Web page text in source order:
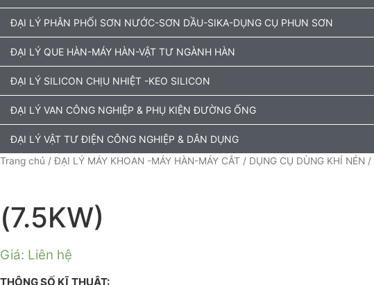
ĐẠI LÝ PHÂN PHỐI SƠN NƯỚC-SƠN DẦU-SIKA-DỤNG CỤ PHUN SƠN
ĐẠI LÝ QUE HÀN-MÁY HÀN-VẬT TƯ NGÀNH HÀN
ĐẠI LÝ SILICON CHỊU NHIỆT -KEO SILICON
ĐẠI LÝ VAN CÔNG NGHIỆP & PHỤ KIỆN ĐƯỜNG ỐNG
ĐẠI LÝ VẬT TƯ ĐIỆN CÔNG NGHIỆP & DÂN DỤNG
Trang chủ /ĐẠI LÝ MÁY KHOAN -MÁY HÀN-MÁY CẮT / DỤNG CỤ DÙNG KHÍ NÉN /
(7.5KW)
Giá: Liên hệ
THÔNG SỐ KĨ THUẬT: